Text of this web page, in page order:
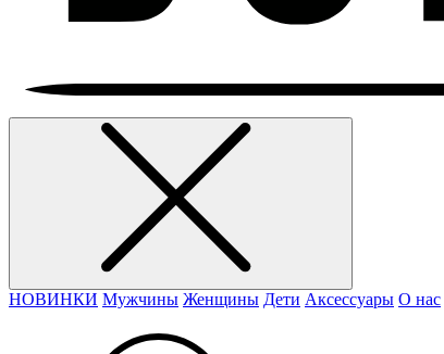
НОВИНКИ Мужчины Женщины Дети Аксессуары О нас